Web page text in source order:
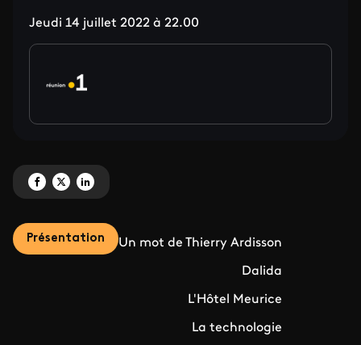
Jeudi 14 juillet 2022 à 22.00
Partagez 'HOTEL DU TEMPS : DALIDA <br> Inédit' sur Facebook
Partagez 'HOTEL DU TEMPS : DALIDA <br> Inédit' sur X
Partagez 'HOTEL DU TEMPS : DALIDA <br> Inédit' sur LinkedIn
Présentation Un mot de Thierry Ardisson
Dalida
L'Hôtel Meurice
La technologie